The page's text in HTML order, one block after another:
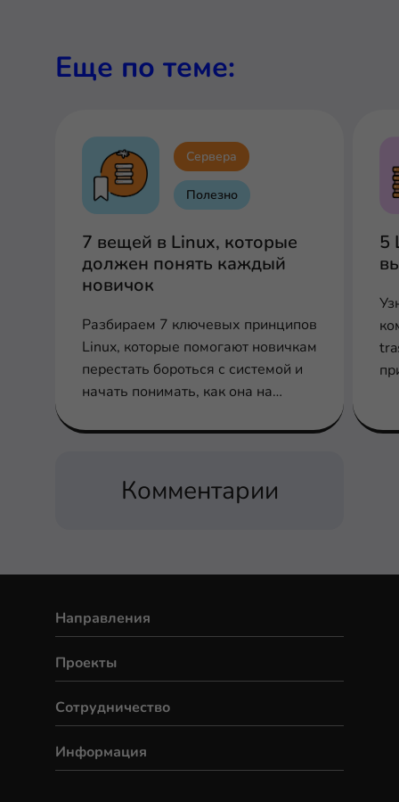
Еще по теме:
Сервера
Полезно
7 вещей в Linux, которые
должен понять каждый
новичок
Разбираем 7 ключевых принципов
Linux, которые помогают новичкам
перестать бороться с системой и
начать понимать, как она на
5
Комментарии
Направления
Сотрудничество
Проекты
Информация